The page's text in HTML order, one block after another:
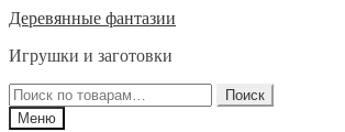
Перейти
навигации
Перейти
содержимому
Деревянные фантазии
Игрушки и заготовки
Искать:
Поиск
Меню